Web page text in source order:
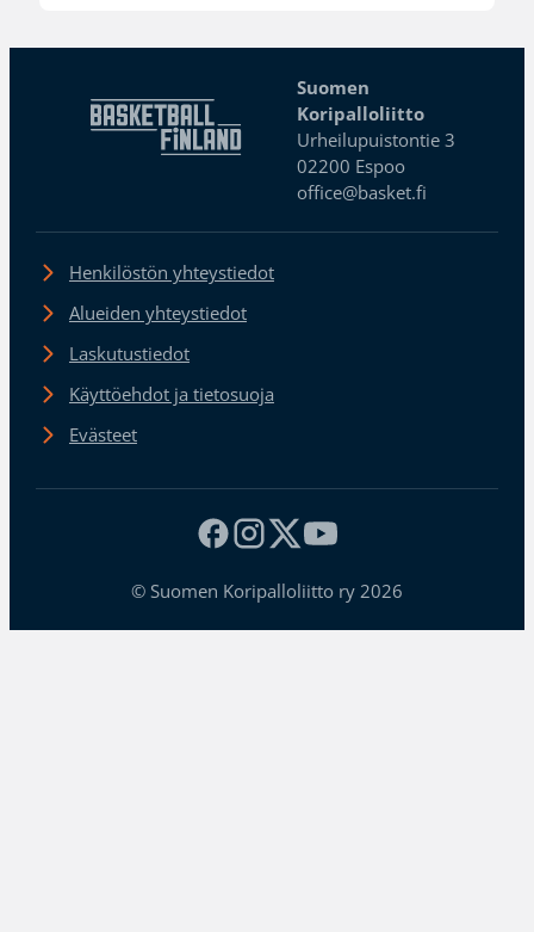
Suomen
Koripalloliitto
Urheilupuistontie 3
02200 Espoo
office@basket.fi
Henkilöstön yhteystiedot
Alueiden yhteystiedot
Laskutustiedot
Käyttöehdot ja tietosuoja
Evästeet
© Suomen Koripalloliitto ry 2026